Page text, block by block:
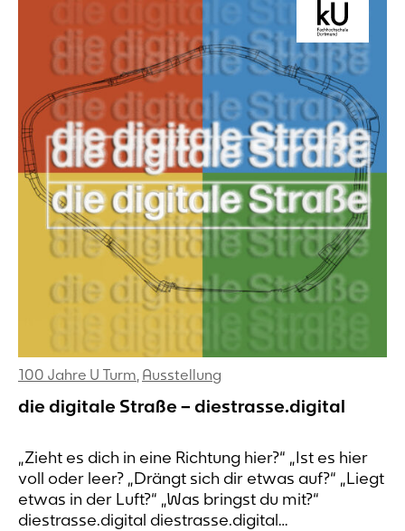
100 Jahre U Turm, Ausstellung
die digitale Straße – diestrasse.digital
„Zieht es dich in eine Richtung hier?“ „Ist es hier
voll oder leer? „Drängt sich dir etwas auf?“ „Liegt
etwas in der Luft?“ „Was bringst du mit?“
diestrasse.digital diestrasse.digital